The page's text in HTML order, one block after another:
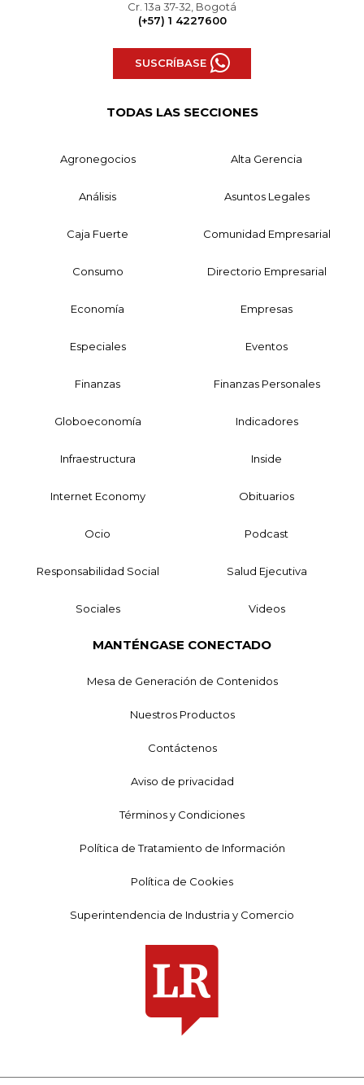
Cr. 13a 37-32, Bogotá
(+57) 1 4227600
SUSCRÍBASE
TODAS LAS SECCIONES
Agronegocios Alta Gerencia
Análisis Asuntos Legales
Caja Fuerte Comunidad Empresarial
Consumo Directorio Empresarial
Economía Empresas
Especiales Eventos
Finanzas Finanzas Personales
Globoeconomía Indicadores
Infraestructura Inside
Internet Economy Obituarios
Ocio Podcast
Responsabilidad Social Salud Ejecutiva
Sociales Videos
MANTÉNGASE CONECTADO
Mesa de Generación de Contenidos
Nuestros Productos
Contáctenos
Aviso de privacidad
Términos y Condiciones
Política de Tratamiento de Información
Política de Cookies
Superintendencia de Industria y Comercio